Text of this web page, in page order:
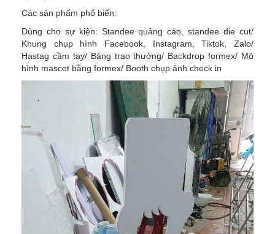
Các sản phẩm phổ biến:
Dùng cho sự kiện: Standee quảng cáo, standee die cut/
Khung chụp hình Facebook, Instagram, Tiktok, Zalo/
Hastag cầm tay/ Bảng trao thưởng/ Backdrop formex/ Mô
hình mascot bằng formex/ Booth chụp ảnh check in